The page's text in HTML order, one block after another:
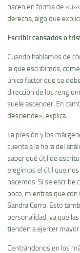
hacen en forma de
derecha, algo que
Escribir cansados o
Cuando hablamos de
la que escribimos,
único factor que se
dirección de los
suele ascender. En
desciende», explica.
La presión y los
cuenta a la hora del
saber qué útil de
elegimos el útil que
hacemos. Si se
poco, mientras que
Sandra Cerro. Esto
personalidad, ya que
tienden a ejercer
Centrándonos en los